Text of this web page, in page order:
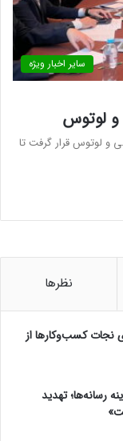
سایر اخبار ویژه
و لوتوس
و لوتوس قرار گرفت تا
نظرها
نجات کسب‌وکارها از
رسانه‌ها؛ تهدید